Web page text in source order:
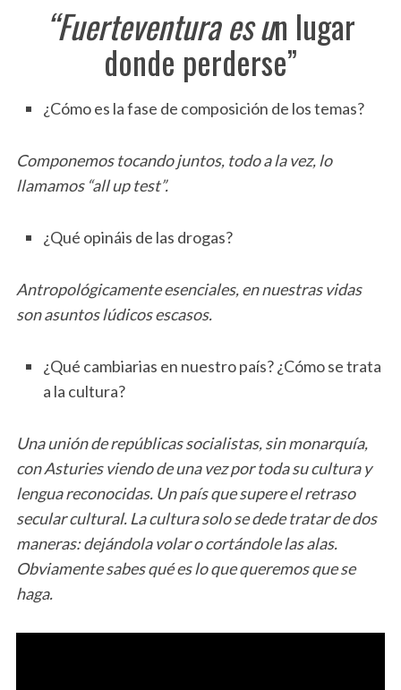
“Fuerteventura es un lugar
donde perderse”
¿Cómo es la fase de composición de los temas?
Componemos tocando juntos, todo a la vez, lo
llamamos “all up test”.
¿Qué opináis de las drogas?
Antropológicamente esenciales, en nuestras vidas
son asuntos lúdicos escasos.
¿Qué cambiarias en nuestro país? ¿Cómo se trata
a la cultura?
Una unión de repúblicas socialistas, sin monarquía,
con Asturies viendo de una vez por toda su cultura y
lengua reconocidas. Un país que supere el retraso
secular cultural. La cultura solo se dede tratar de dos
maneras: dejándola volar o cortándole las alas.
Obviamente sabes qué es lo que queremos que se
haga.